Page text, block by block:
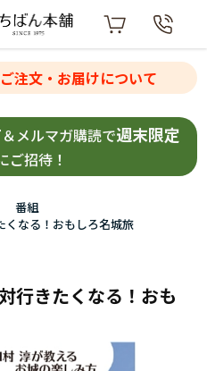
注文・お届けについて
＆メルマガ購読で週末限定
ご招待！
番組
なる！おもしろ名城旅
行きたくなる！おも